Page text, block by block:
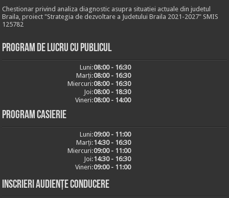
Chestionar privind analiza diagnostic asupra situatiei actuale din judetul
Braila, proiect "Strategia de dezvoltare a Judetului Braila 2021-2027" SMIS
125782
Program de lucru cu publicul
Luni:08:00 - 16:30
Marți:08:00 - 16:30
Miercuri:08:00 - 16:30
Joi:08:00 - 18:30
Vineri:08:00 - 14:00
Program casierie
Luni:09:00 - 11:00
Marți:14:30 - 16:30
Miercuri:09:00 - 11:00
Joi:14:30 - 16:30
Vineri:09:00 - 11:00
Inscrieri audiențe conducere